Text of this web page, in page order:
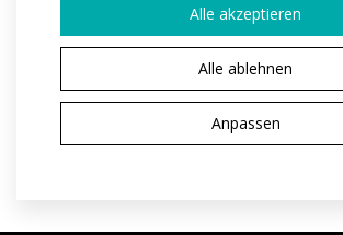
Alle akzeptieren
Alle ablehnen
Anpassen
PRODUKTION ANFRAGEN